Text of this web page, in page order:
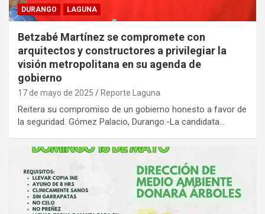
DURANGO LAGUNA
Betzabé Martínez se compromete con
arquitectos y constructores a privilegiar la
visión metropolitana en su agenda de
gobierno
17 de mayo de 2025 Reporte Laguna
Reitera su compromiso de un gobierno honesto a favor de
la seguridad. Gómez Palacio, Durango.-La candidata…